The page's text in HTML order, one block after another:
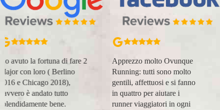
Apprezzo molto Ovunque
Running: tutti sono molto
gentili, affettuosi e si fanno
in quattro per aiutare i
runner viaggiatori in ogni
Organizzazione perfetta,
accompagnatori super
(Massimo e Anna). Prima
esperienza con voi molto
positiva! Alla prossima e